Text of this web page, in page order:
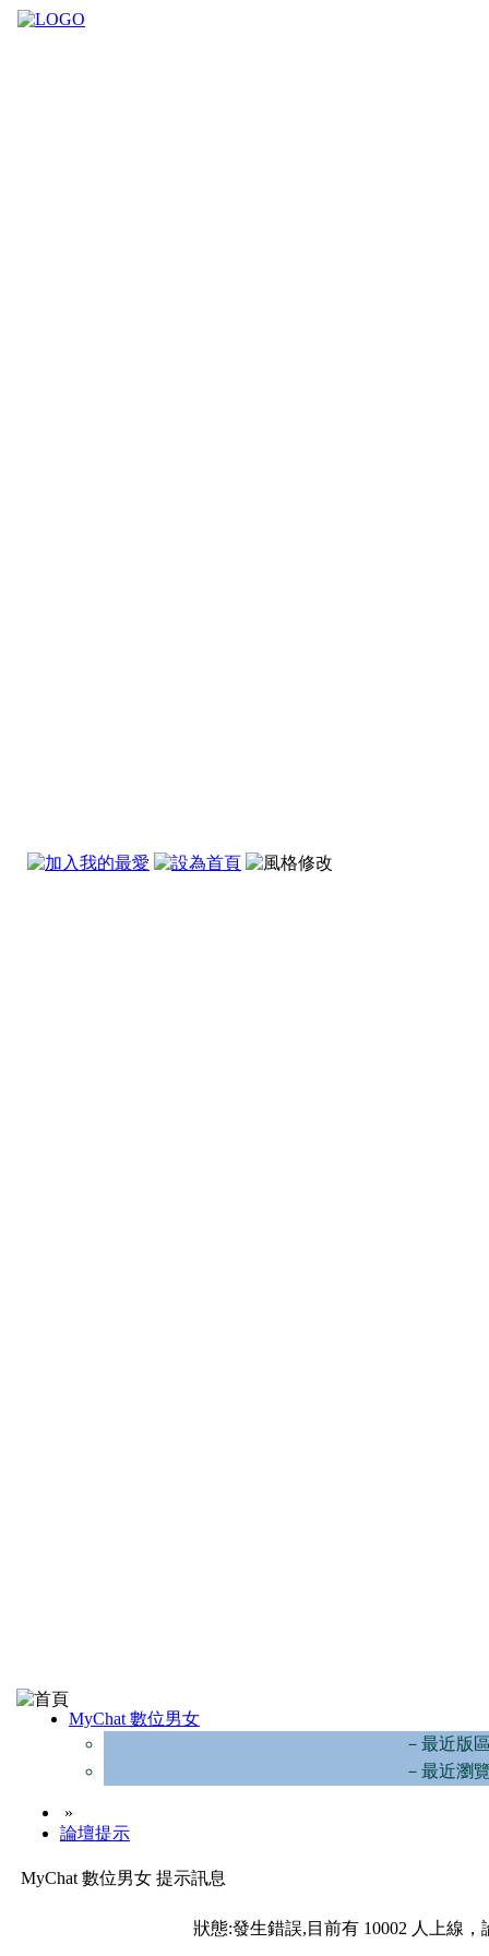
MyChat 數位男女
－最近版
－最近瀏
»
論壇提示
MyChat 數位男女 提示訊息
狀態:發生錯誤,目前有 10002 人上線